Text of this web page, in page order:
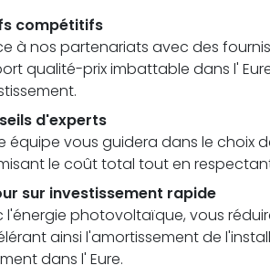
compétitifs
à nos partenariats avec des
qualité-prix imbattable dans l'
d'experts
équipe vous guidera dans le choix
le coût total tout en
sur investissement rapide
l'énergie photovoltaïque, vous
ainsi l'amortissement de
dans l' Eure.